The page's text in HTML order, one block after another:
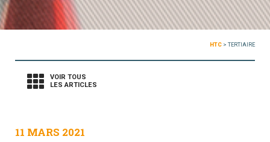
HTC > TERTIAIRE
VOIR TOUS
LES ARTICLES
11 MARS 2021